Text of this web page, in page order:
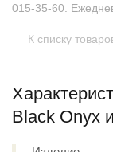
015-35-60.
К списку
Black Onyx